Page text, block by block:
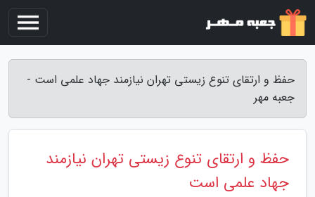
حفظ و ارتقای تنوع زیستی تهران نیازمند جهاد علمی است -
جعبه مهر
حفظ و ارتقای تنوع زیستی تهران نیازمند
جهاد علمی است